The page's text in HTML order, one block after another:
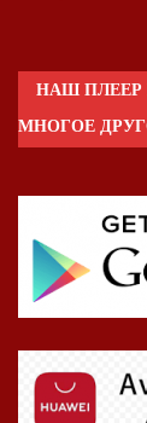
НАШ ПЛЕЕР
МНОГОЕ